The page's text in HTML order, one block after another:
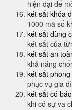
hiện đại để
két sắt khóa
1000 mã số
két sắt dùng
két sắt của
két sắt an
khả năng
két sắt
phục vụ gia
két sắt có
khi có sự va